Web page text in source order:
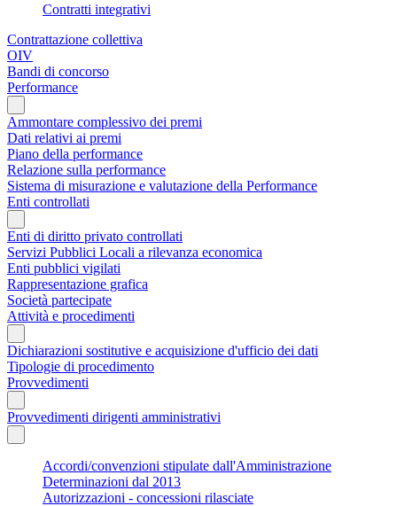
Contratti integrativi
Contrattazione collettiva
OIV
Bandi di concorso
Performance
Ammontare complessivo dei premi
Dati relativi ai premi
Piano della performance
Relazione sulla performance
Sistema di misurazione e valutazione della Performance
Enti controllati
Enti di diritto privato controllati
Servizi Pubblici Locali a rilevanza economica
Enti pubblici vigilati
Rappresentazione grafica
Società partecipate
Attività e procedimenti
Dichiarazioni sostitutive e acquisizione d'ufficio dei dati
Tipologie di procedimento
Provvedimenti
Provvedimenti dirigenti amministrativi
Accordi/convenzioni stipulate dall'Amministrazione
Determinazioni dal 2013
Autorizzazioni - concessioni rilasciate